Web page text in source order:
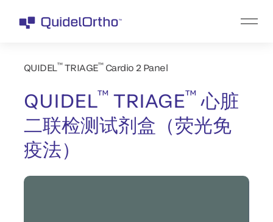
QUIDEL™TRIAGE™Cardio 2 Panel
QUIDEL™ TRIAGE™ 心脏
二联检测试剂盒（荧光免
疫法）